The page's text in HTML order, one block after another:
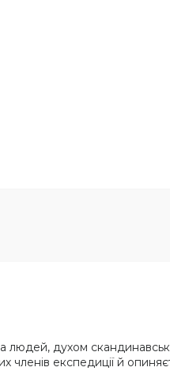
людей, духом
експедиції й